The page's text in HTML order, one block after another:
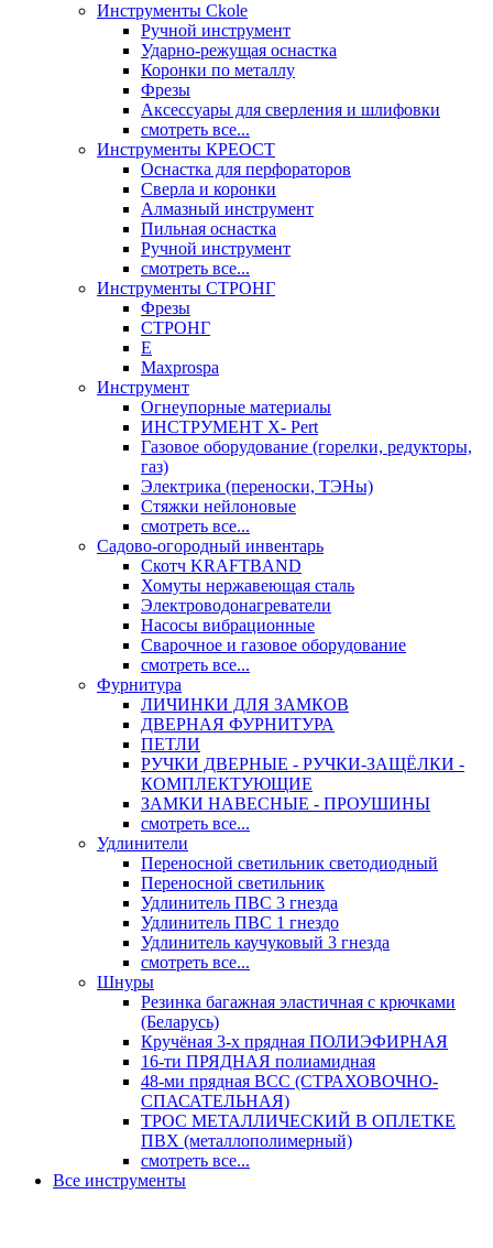
Инструменты Ckole
Ручной инструмент
Ударно‑режущая оснастка
Коронки по металлу
Фрезы
Аксессуары для сверления и шлифовки
смотреть все...
Инструменты КРЕОСТ
Оснастка для перфораторов
Сверла и коронки
Алмазный инструмент
Пильная оснастка
Ручной инструмент
смотреть все...
Инструменты СТРОНГ
Фрезы
СТРОНГ
Е
Maxprospa
Инструмент
Огнеупорные материалы
ИНСТРУМЕНТ X- Pert
Газовое оборудование (горелки, редукторы,
газ)
Электрика (переноски, ТЭНы)
Стяжки нейлоновые
смотреть все...
Садово-огородный инвентарь
Скотч KRAFTBAND
Хомуты нержавеющая сталь
Электроводонагреватели
Насосы вибрационные
Сварочное и газовое оборудование
смотреть все...
Фурнитура
ЛИЧИНКИ ДЛЯ ЗАМКОВ
ДВЕРНАЯ ФУРНИТУРА
ПЕТЛИ
РУЧКИ ДВЕРНЫЕ - РУЧКИ-ЗАЩЁЛКИ -
КОМПЛЕКТУЮЩИЕ
ЗАМКИ НАВЕСНЫЕ - ПРОУШИНЫ
смотреть все...
Удлинители
Переносной светильник светодиодный
Переносной светильник
Удлинитель ПВС 3 гнезда
Удлинитель ПВС 1 гнездо
Удлинитель каучуковый 3 гнезда
смотреть все...
Шнуры
Резинка багажная эластичная с крючками
(Беларусь)
Кручёная 3-х прядная ПОЛИЭФИРНАЯ
16-ти ПРЯДНАЯ полиамидная
48-ми прядная ВСС (СТРАХОВОЧНО-
СПАСАТЕЛЬНАЯ)
ТРОС МЕТАЛЛИЧЕСКИЙ В ОПЛЕТКЕ
ПВХ (металлополимерный)
смотреть все...
Все инструменты